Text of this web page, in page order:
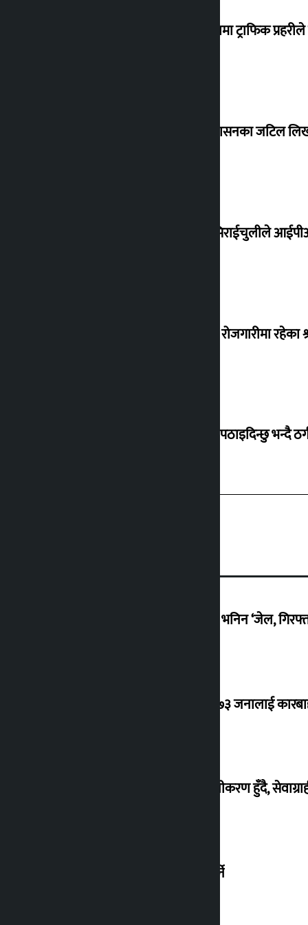
२४ घण्टामा ट्राफिक
भूमि प्रशासनका जटिल
होटल सिराईचुलीले
वैदेशिक रोजगारीमा
बेलायत पठाइदिन्छु भन्दै
बंगलादेश फर्किने घोषणा गर्दै शेख हसिनाले भनिन ‘जेल,
२४ घण्टामा ट्राफिक प्रहरीले गर्यो १ हजार १७३ जनालाई
भूमि प्रशासनका जटिल लिखत फाराम सरलीकरण हुँदै,
होटल सिराईचुलीले आईपीओ निष्कासन गर्ने